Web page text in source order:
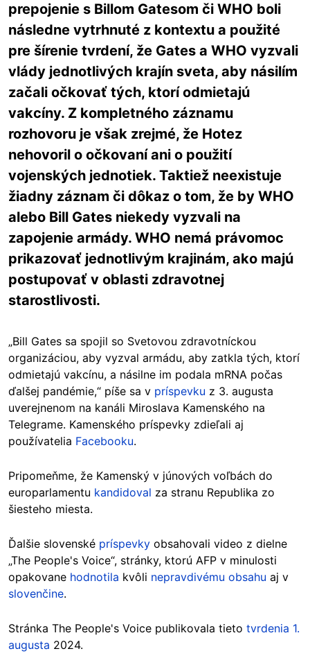
prepojenie s Billom Gatesom či WHO boli
následne vytrhnuté z kontextu a použité
pre šírenie tvrdení, že Gates a WHO vyzvali
vlády jednotlivých krajín sveta, aby násilím
začali očkovať tých, ktorí odmietajú
vakcíny. Z kompletného záznamu
rozhovoru je však zrejmé, že Hotez
nehovoril o očkovaní ani o použití
vojenských jednotiek. Taktiež neexistuje
žiadny záznam či dôkaz o tom, že by WHO
alebo Bill Gates niekedy vyzvali na
zapojenie armády. WHO nemá právomoc
prikazovať jednotlivým krajinám, ako majú
postupovať v oblasti zdravotnej
starostlivosti.
„Bill Gates sa spojil so Svetovou zdravotníckou
organizáciou, aby vyzval armádu, aby zatkla tých, ktorí
odmietajú vakcínu, a násilne im podala mRNA počas
ďalšej pandémie,“ píše sa v príspevku z 3. augusta
uverejnenom na kanáli Miroslava Kamenského na
Telegrame. Kamenského príspevky zdieľali aj
používatelia Facebooku.
Pripomeňme, že Kamenský v júnových voľbách do
europarlamentu kandidoval za stranu Republika zo
šiesteho miesta.
Ďalšie slovenské príspevky obsahovali video z dielne
„The People's Voice“, stránky, ktorú AFP v minulosti
opakovane hodnotila kvôli nepravdivému obsahu aj v
slovenčine.
Stránka The People's Voice publikovala tieto tvrdenia 1.
augusta 2024.